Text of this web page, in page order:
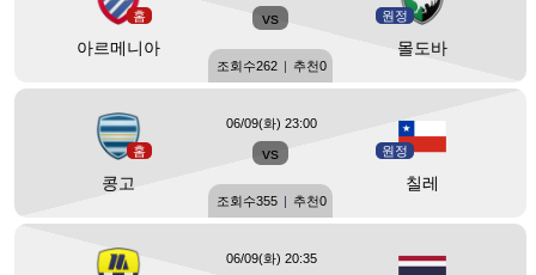
홈
아르메니아
vs 원정
몰도바
조회수262 | 추천0
홈
콩고
vs 원정
칠레
06/09(화) 23:00
조회수355 | 추천0
06/09(화) 20:35